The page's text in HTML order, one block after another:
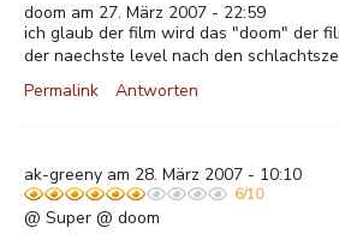
doom am 27. März 2007 - 22:59
ich glaub der film wird das "doom" der
der naechste level nach den
Permalink
Antworten
ak-greeny am 28. März 2007 - 10:10
6/10
@ Super @ doom